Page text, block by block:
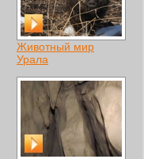
Животный мир
Урала